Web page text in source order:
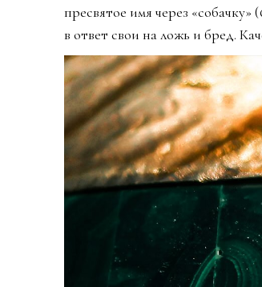
пресвятое имя через «собачку»
в ответ свои на ложь и бред.